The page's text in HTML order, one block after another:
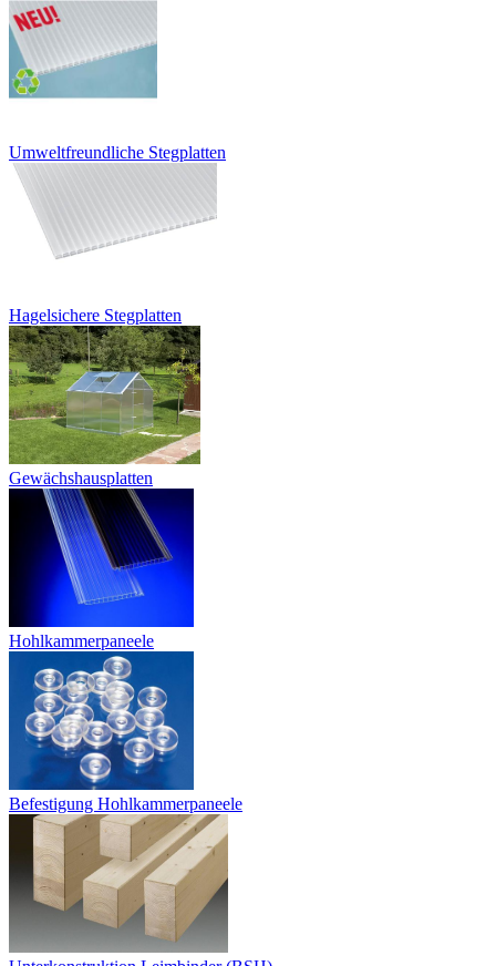
Umweltfreundliche Stegplatten
Hagelsichere Stegplatten
Gewächshausplatten
Hohlkammerpaneele
Befestigung Hohlkammerpaneele